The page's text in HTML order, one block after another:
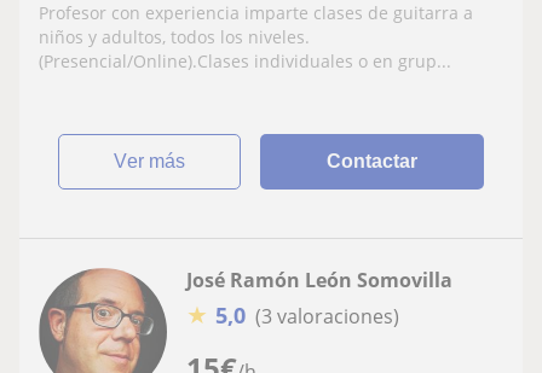
Profesor con experiencia imparte clases de guitarra a
niños y adultos, todos los niveles.
(Presencial/Online).Clases individuales o en grup...
ver más Contactar
José Ramón León Somovilla
★ 5,0 (3 valoraciones)